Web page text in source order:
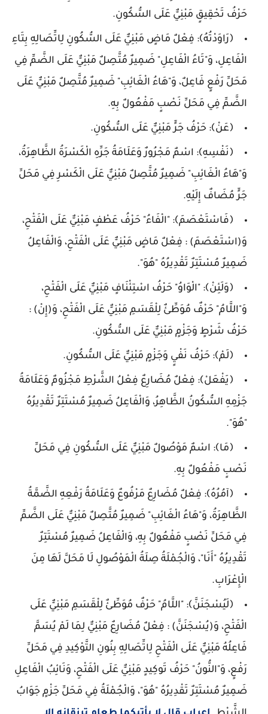
حَرْفُ تَحْقِيقٍ مَبْنِيٌّ عَلَى السُّكُونِ.
﴿رَاوَدْتُهُ﴾: فِعْلٌ مَاضٍ مَبْنِيٌّ عَلَى السُّكُونِ لِاتِّصَالِهِ بِتَاءِ
الْفَاعِلِ، وَ"تَاءُ الْفَاعِلِ" ضَمِيرٌ مُتَّصِلٌ مَبْنِيٌّ عَلَى الضَّمِّ فِي
مَحَلِّ رَفْعٍ فَاعِلٌ، وَ"هَاءُ الْغَائِبِ" ضَمِيرٌ مُتَّصِلٌ مَبْنِيٌّ عَلَى
الضَّمِّ فِي مَحَلِّ نَصْبٍ مَفْعُولٌ بِهِ.
﴿عَنْ﴾: حَرْفُ جَرٍّ مَبْنِيٌّ عَلَى السُّكُونِ.
﴿نَفْسِهِ﴾: اسْمٌ مَجْرُورٌ وَعَلَامَةُ جَرِّهِ الْكَسْرَةُ الظَّاهِرَةُ،
وَ"هَاءُ الْغَائِبِ" ضَمِيرٌ مُتَّصِلٌ مَبْنِيٌّ عَلَى الْكَسْرِ فِي مَحَلِّ
جَرٍّ مُضَافٌ إِلَيْهِ.
﴿فَاسْتَعْصَمَ﴾: "الْفَاءُ" حَرْفُ عَطْفٍ مَبْنِيٌّ عَلَى الْفَتْحِ،
وَ(اسْتَعْصَمَ) : فِعْلٌ مَاضٍ مَبْنِيٌّ عَلَى الْفَتْحِ، وَالْفَاعِلُ
ضَمِيرٌ مُسْتَتِرٌ تَقْدِيرُهُ "هُوَ".
﴿وَلَئِنْ﴾: "الْوَاوُ" حَرْفُ اسْتِئْنَافٍ مَبْنِيٌّ عَلَى الْفَتْحِ،
وَ"اللَّامُ" حَرْفٌ مُوَطِّئٌ لِلْقَسَمِ مَبْنِيٌّ عَلَى الْفَتْحِ، وَ(إِنْ) :
حَرْفُ شَرْطٍ وَجَزْمٍ مَبْنِيٌّ عَلَى السُّكُونِ.
﴿لَمْ﴾: حَرْفُ نَفْيٍ وَجَزْمٍ مَبْنِيٌّ عَلَى السُّكُونِ.
﴿يَفْعَلْ﴾: فِعْلٌ مُضَارِعٌ فِعْلُ الشَّرْطِ مَجْزُومٌ وَعَلَامَةُ
جَزْمِهِ السُّكُونُ الظَّاهِرُ، وَالْفَاعِلُ ضَمِيرٌ مُسْتَتِرٌ تَقْدِيرُهُ
"هُوَ".
﴿مَا﴾: اسْمٌ مَوْصُولٌ مَبْنِيٌّ عَلَى السُّكُونِ فِي مَحَلِّ
نَصْبٍ مَفْعُولٌ بِهِ.
﴿آمُرُهُ﴾: فِعْلٌ مُضَارِعٌ مَرْفُوعٌ وَعَلَامَةُ رَفْعِهِ الضَّمَّةُ
الظَّاهِرَةُ، وَ"هَاءُ الْغَائِبِ" ضَمِيرٌ مُتَّصِلٌ مَبْنِيٌّ عَلَى الضَّمِّ
فِي مَحَلِّ نَصْبٍ مَفْعُولٌ بِهِ، وَالْفَاعِلُ ضَمِيرٌ مُسْتَتِرٌ
تَقْدِيرُهُ "أَنَا"، وَالْجُمْلَةُ صِلَةُ الْمَوْصُولِ لَا مَحَلَّ لَهَا مِنَ
الْإِعْرَابِ.
﴿لَيُسْجَنَنَّ﴾: "اللَّامُ" حَرْفٌ مُوَطِّئٌ لِلْقَسَمِ مَبْنِيٌّ عَلَى
الْفَتْحِ، وَ(يُسْجَنَنَّ) : فِعْلٌ مُضَارِعٌ مَبْنِيٌّ لِمَا لَمْ يُسَمَّ
فَاعِلُهُ مَبْنِيٌّ عَلَى الْفَتْحِ لِاتِّصَالِهِ بِنُونِ التَّوْكِيدِ فِي مَحَلِّ
رَفْعٍ، وَ"النُّونُ" حَرْفُ تَوكِيدٍ مَبْنِيٌّ عَلَى الْفَتْحِ، وَنَائِبُ الْفَاعِلِ
ضَمِيرٌ مُسْتَتِرٌ تَقْدِيرُهُ "هُوَ"، وَالْجُمْلَةُ فِي مَحَلِّ جَزْمٍ جَوَابُ